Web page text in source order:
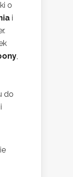
o
i
,
do
i